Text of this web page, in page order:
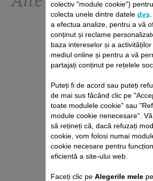
ANSAMBLU GRILĂ
SPATE CS-
Stoc disponibil.
colectiv "module cookie")
colecta unele dintre datele dvs.
a efectua analize, pentru a vă
conținut și reclame
baza intereselor și a
mediul online și pentru a vă
partajați conținut pe rețelele
Puteți fi de acord sau puteți
de mai sus făcând clic pe
toate modulele cookie" sau
module cookie nenecesare".
să rețineți că, dacă refuzați
cookie, vom folosi numai
cookie necesare pentru
eficientă a site-ului web.
Faceți clic pe Alegerile mele